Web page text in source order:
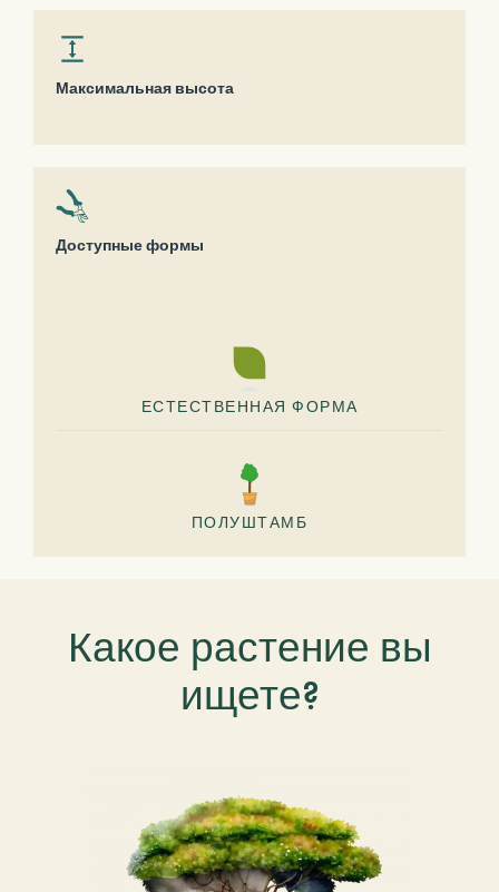
Максимальная высота
Доступные формы
ЕСТЕСТВЕННАЯ ФОРМА
ПОЛУШТАМБ
Какое растение вы
ищете?